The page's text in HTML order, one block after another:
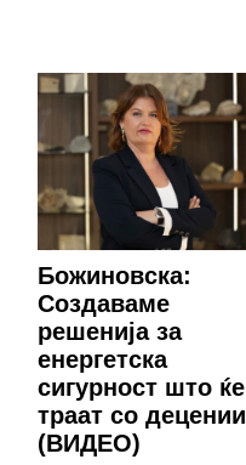
Божиновска:
Создаваме
решенија за
енергетска
сигурност што ќе
траат со децении
(ВИДЕО)